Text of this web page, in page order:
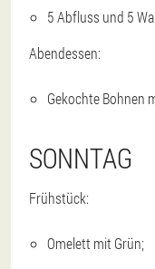
5 Abfluss und 5
Abendessen:
Gekochte Bohnen
SONNTAG
Frühstück:
Omelett mit Grün;